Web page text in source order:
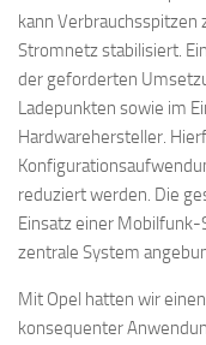
kann Verbrauchsspitzen
Stromnetz stabilisiert.
der geforderten
Ladepunkten sowie im
Hardwarehersteller.
reduziert werden. Die
Einsatz einer Mobilfunk-
zentrale System
Mit Opel hatten wir
konsequenter